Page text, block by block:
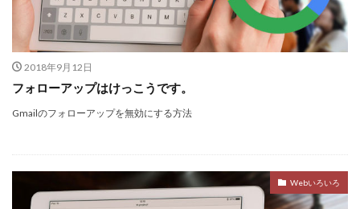
2018年9月12日
フォローアップはけっこうです。
Gmailのフォローアップを無効にする方法
Webいろいろ